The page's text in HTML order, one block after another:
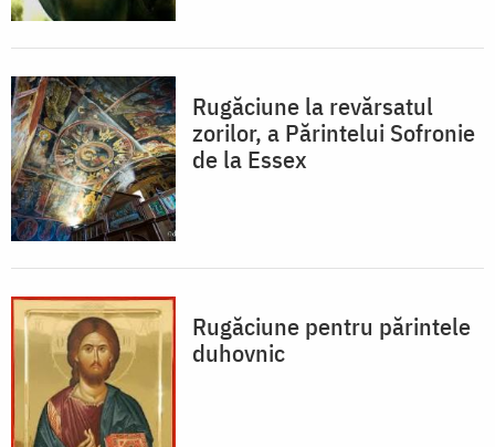
Rugăciune la revărsatul
zorilor, a Părintelui Sofronie
de la Essex
Rugăciune pentru părintele
duhovnic